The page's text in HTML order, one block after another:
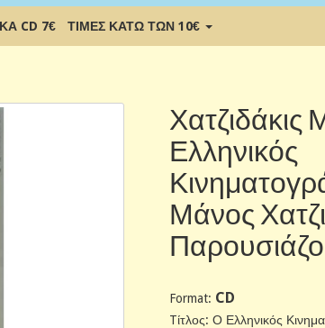
CD 7€ ΤΙΜΕΣ ΚΑΤΩ ΤΩΝ 10€
Ελληνικός
Μάνος
Format: CD
Tίτλος: Ο Ελληνικός